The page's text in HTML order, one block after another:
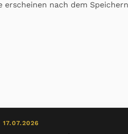
nach dem
17.07.2026